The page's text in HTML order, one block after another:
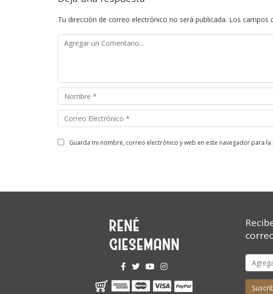
Tu dirección de correo electrónico no será publicada. Los campos
guarda mi nombre, correo electrónico y web en este navegador para